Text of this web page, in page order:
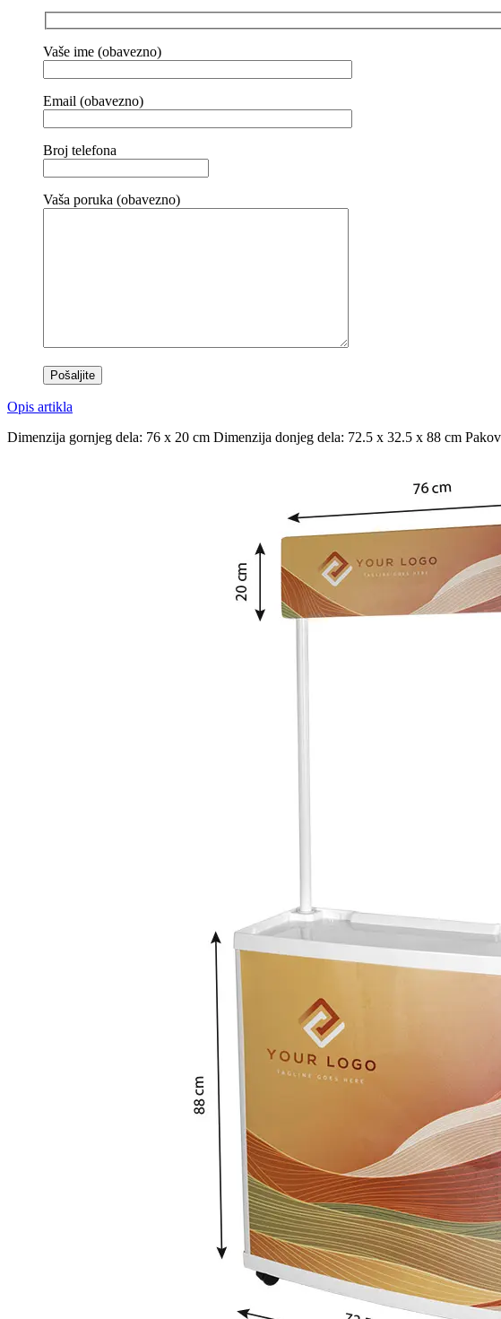
Vaše ime (obavezno)
Email (obavezno)
Broj telefona
Vaša poruka (obavezno)
Opis artikla
Dimenzija gornjeg dela: 76 x 20 cm Dimenzija donjeg dela: 72.5 x 32.5 x 88 cm